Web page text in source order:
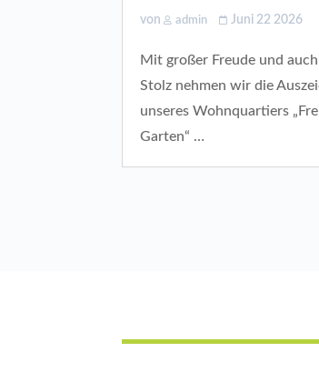
von admin Juni 22 2026
Mit großer Freude und
Stolz nehmen wir die
unseres Wohnquartiers
Garten“ …